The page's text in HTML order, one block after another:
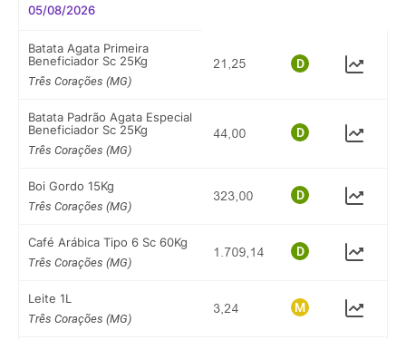
05/08/2026
Batata Agata Primeira
Beneficiador Sc 25Kg
Três Corações (MG)
Batata Padrão Agata Especial
Beneficiador Sc 25Kg
Três Corações (MG)
Boi Gordo 15Kg
Três Corações (MG)
Café Arábica Tipo 6 Sc 60Kg
Três Corações (MG)
Leite 1L
Três Corações (MG)